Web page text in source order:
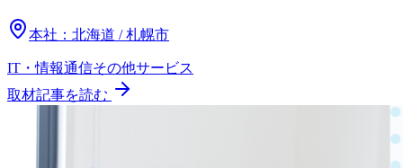
本社： 北海道 / 札幌市
IT・情報通信その他サービス
取材記事を読む